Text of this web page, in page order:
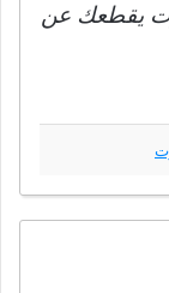
يقطعك عن